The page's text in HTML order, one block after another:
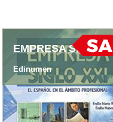
EMPRESA SIGLO
Edinumen
EMPRESA SIGLO